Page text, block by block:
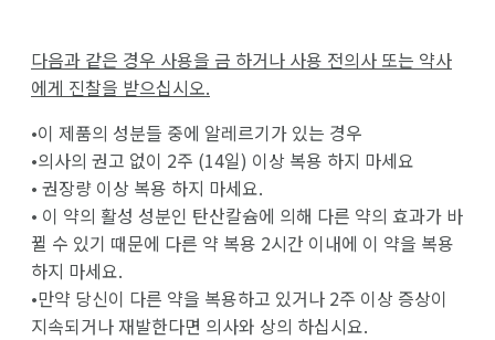
다음과 같은 경우 사용을 금 하거나 사용 전의사 또는 약사
에게 진찰을 받으십시오.
•이 제품의 성분들 중에 알레르기가 있는 경우
•의사의 권고 없이 2주 (14일) 이상 복용 하지 마세요
• 권장량 이상 복용 하지 마세요.
• 이 약의 활성 성분인 탄산칼슘에 의해 다른 약의 효과가 바
뀔 수 있기 때문에 다른 약 복용 2시간 이내에 이 약을 복용
하지 마세요.
•만약 당신이 다른 약을 복용하고 있거나 2주 이상 증상이
지속되거나 재발한다면 의사와 상의 하십시요.